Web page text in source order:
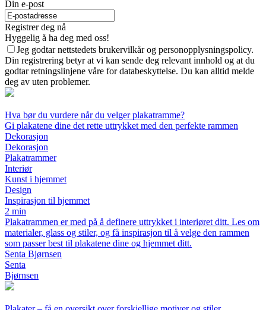
Din e-post
Registrer deg nå
Hyggelig å ha deg med oss!
Jeg godtar nettstedets brukervilkår og personopplysningspolicy.
Din registrering betyr at vi kan sende deg relevant innhold og at du
godtar retningslinjene våre for databeskyttelse. Du kan alltid melde
deg av uten problemer.
Hva bør du vurdere når du velger plakatramme?
Gi plakatene dine det rette uttrykket med den perfekte rammen
Dekorasjon
Dekorasjon
Plakatrammer
Interiør
Kunst i hjemmet
Design
Inspirasjon til hjemmet
2 min
Plakatrammen er med på å definere uttrykket i interiøret ditt. Les om
materialer, glass og stiler, og få inspirasjon til å velge den rammen
som passer best til plakatene dine og hjemmet ditt.
Senta Bjørnsen
Senta
Bjørnsen